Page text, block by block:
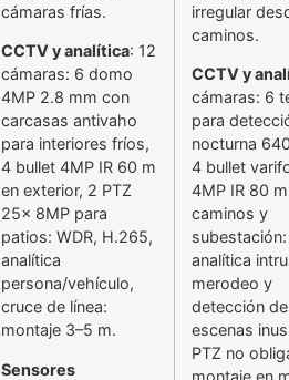
cámaras frías.
CCTV y analítica: 12
cámaras: 6 domo
4MP 2.8 mm con
carcasas antivaho
para interiores fríos,
4 bullet 4MP IR 60 m
en exterior, 2 PTZ
25x 8MP para
patios: WDR, H.265,
analítica
persona/vehículo,
cruce de línea:
montaje 3–5 m.
Sensores
irregular
caminos.
CCTV y
cámaras: 6
para
nocturna
4 bullet
4MP IR 80
caminos y
subestación:
analítica
merodeo y
detección de
escenas
PTZ no